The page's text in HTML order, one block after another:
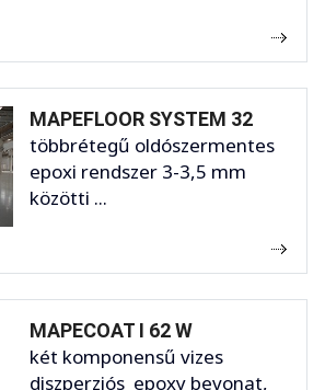
MAPEFLOOR SYSTEM 32
többrétegű oldószermentes
epoxi rendszer 3-3,5 mm
közötti ...
MAPECOAT I 62 W
két komponensű vizes
diszperziós epoxy bevonat,